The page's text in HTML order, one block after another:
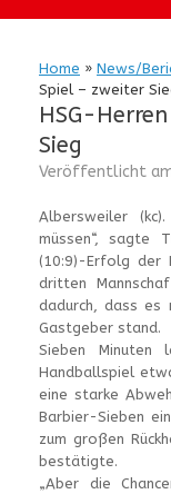
Home » News/
Spiel – zweiter
HSG-
Sieg
Veröffentlicht
Albersweiler
müssen“, sagte
(10:9)-Erfolg der
dritten
dadurch, dass es
Gastgeber stand.
Sieben
Handballspiel
eine starke
Barbier-Sieben
zum großen
bestätigte.
„Aber die